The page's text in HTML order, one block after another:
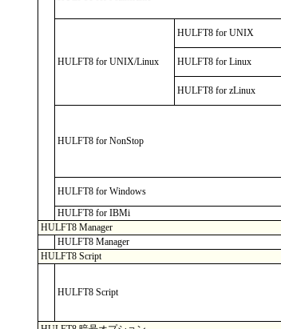
HULFT8 for UNIX/Linux
HULFT8 for UNIX
HULFT8 for Linux
HULFT8 for zLinux
HULFT8 for NonStop
HULFT8 for Windows
HULFT8 for IBMi
HULFT8 Manager
HULFT8 Manager
HULFT8 Script
HULFT8 Script